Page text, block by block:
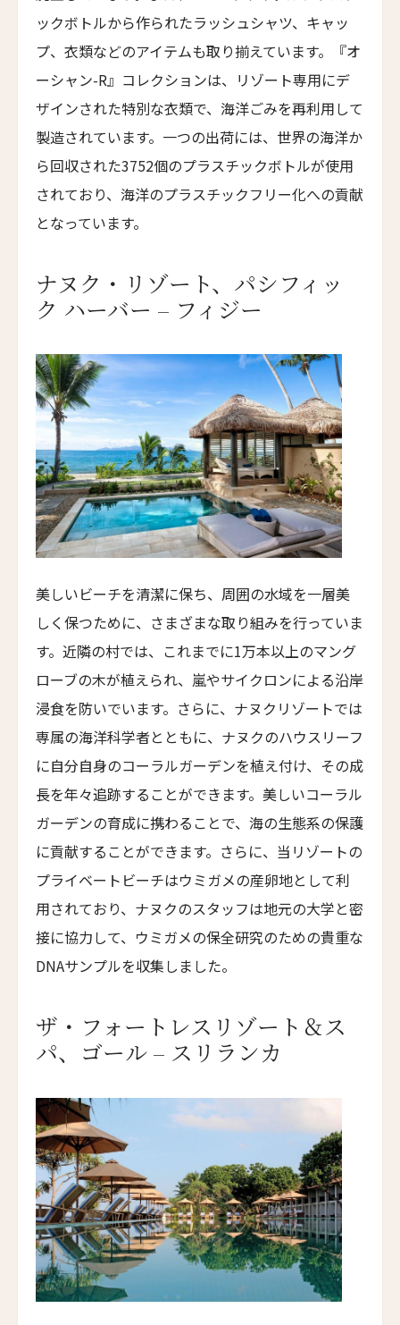
Emiliano São Paulo
エミリアーノ・リオ
Emiliano Rio
バラクーダ・ホテル・アンド・ヴィラズ
Barracuda Hotel & Villas
パラッツォ・マンフレディ
Palazzo Manfredi
ヴィラ・スパレッティ・トリヴェッリ
Villa Spalletti Trivelli
ROMEO Roma
ザ・ゲーテ・ホテル
パーム・スイート
Palm Suite
マーロット・ローマ
Maalot Roma
パラッツォ・ターリア
Palazzo Talìa
マルグッタ 19
ホテル・ディンギルテッラ
Hotel d'Inghilterra
ロメオ・ナポリ
ROMEO Napoli
高輪 花香路
TAKANAWA HANAKOHRO
ホテル ヴィロン
Hotel Vilòn
ホテル・ロード・バイロン
Hotel Lord Byron
ホテル・デ・リッチ
Hotel De' Ricci
フェンディ・プライベート・スイート
Fendi Private Suites
Babuino 181
バリーマロー・ハウス・ホテル
サン・カンジアン・ホテル & レジデンシズ
San Canzian Hotel & Residences
ウルソ・ホテル＆スパ
Urso Hotel & Spa
トーテム・マドリード
TÓTEM Madrid
ザ・プリンシパル・マドリード・ホテル
The Principal Madrid Hotel
ックボトルから作られたラッシュシャツ、キャッ
プ、衣類などのアイテムも取り揃えています。『オ
ーシャン-R』コレクションは、リゾート専用にデ
ザインされた特別な衣類で、海洋ごみを再利用して
製造されています。一つの出荷には、世界の海洋か
ら回収された3752個のプラスチックボトルが使用
されており、海洋のプラスチックフリー化への貢献
となっています。
ナヌク・リゾート、パシフィッ
ク ハーバー – フィジー
美しいビーチを清潔に保ち、周囲の水域を一層美
しく保つために、さまざまな取り組みを行っていま
す。近隣の村では、これまでに1万本以上のマング
ローブの木が植えられ、嵐やサイクロンによる沿岸
浸食を防いでいます。さらに、ナヌクリゾートでは
専属の海洋科学者とともに、ナヌクのハウスリーフ
に自分自身のコーラルガーデンを植え付け、その成
長を年々追跡することができます。美しいコーラル
ガーデンの育成に携わることで、海の生態系の保護
に貢献することができます。さらに、当リゾートの
プライベートビーチはウミガメの産卵地として利
用されており、ナヌクのスタッフは地元の大学と密
接に協力して、ウミガメの保全研究のための貴重な
DNAサンプルを収集しました。
ザ・フォートレスリゾート＆ス
パ、ゴール – スリランカ
First Last
Eメール*